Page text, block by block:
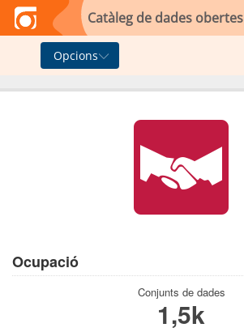
Skip to main content
Catàleg de dades obertes
Opcions
Ocupació
Conjunts de dades
1,5k